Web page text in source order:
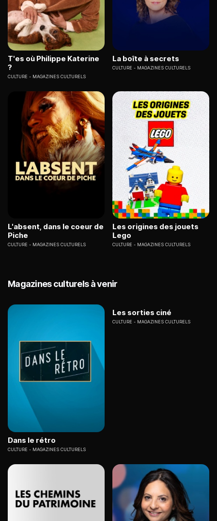
T'es où Philippe Katerine
?
CULTURE MAGAZINES CULTURELS
La boîte à secrets
CULTURE MAGAZINES CULTURELS
L'absent, dans le coeur de
Piche
CULTURE MAGAZINES CULTURELS
Les origines des jouets
Lego
CULTURE MAGAZINES CULTURELS
Magazines culturels à venir
Dans le rétro
CULTURE MAGAZINES CULTURELS
Les sorties ciné
CULTURE MAGAZINES CULTURELS